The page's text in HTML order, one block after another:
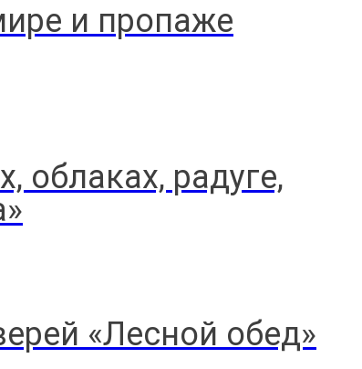
и пропаже
облаках, радуге,
«Лесной обед»